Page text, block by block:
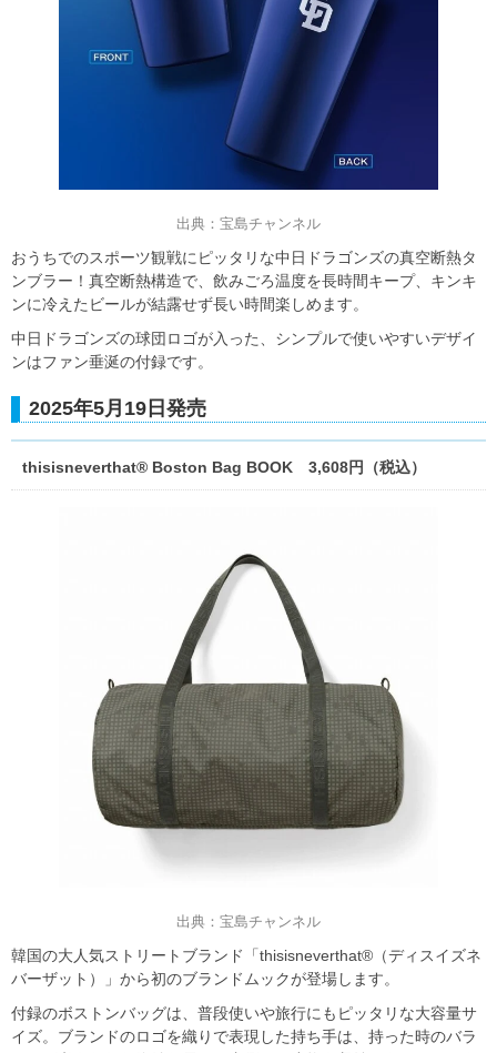
出典：宝島チャンネル
おうちでのスポーツ観戦にピッタリな中日ドラゴンズの真空断熱タ
ンブラー！真空断熱構造で、飲みごろ温度を長時間キープ、キンキ
ンに冷えたビールが結露せず長い時間楽しめます。
中日ドラゴンズの球団ロゴが入った、シンプルで使いやすいデザイ
ンはファン垂涎の付録です。
2025年5月19日発売
thisisneverthat®︎ Boston Bag BOOK 3,608円（税込）
出典：宝島チャンネル
韓国の大人気ストリートブランド「thisisneverthat®（ディスイズネ
バーザット）」から初のブランドムックが登場します。
付録のボストンバッグは、普段使いや旅行にもピッタリな大容量サ
イズ。ブランドのロゴを織りで表現した持ち手は、持った時のバラ